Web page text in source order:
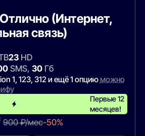
(Интернет,
связь)
23HD
SMS, 30Гб
1, 123, 312 и ещё 1 опциюможно
Первые 12
месяцев!
900 ₽/мес-50%